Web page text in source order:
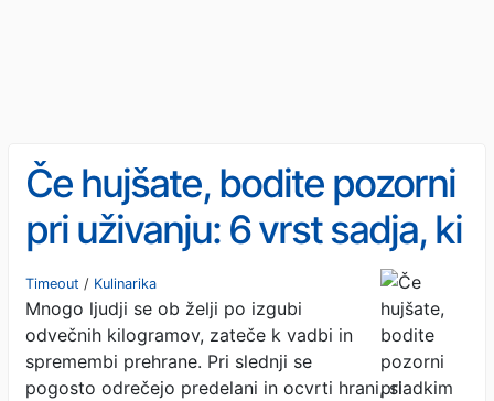
Če hujšate, bodite pozorni
pri uživanju: 6 vrst sadja, ki
otežujejo izgubo odvečnih
kilogramov
Timeout / Kulinarika
Mnogo ljudji se ob želji po izgubi
odvečnih kilogramov, zateče k vadbi in
spremembi prehrane. Pri slednji se
pogosto odrečejo predelani in ocvrti hrani, sladkim